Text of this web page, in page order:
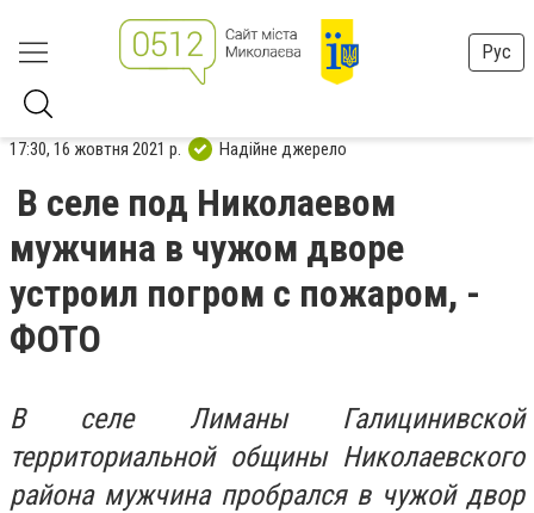
Рус
17:30, 16 жовтня 2021 р. Надійне джерело
В селе под Николаевом
мужчина в чужом дворе
устроил погром с пожаром, -
ФОТО
В селе Лиманы Галицинивской
территориальной общины Николаевского
района мужчина пробрался в чужой двор